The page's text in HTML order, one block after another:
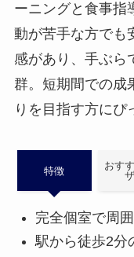
ーニングと食事指
動が苦手な方でも
感があり、手ぶら
群。短期間での成
りを目指す方にぴ
特徴
おす
完全個室で周
駅から徒歩2分